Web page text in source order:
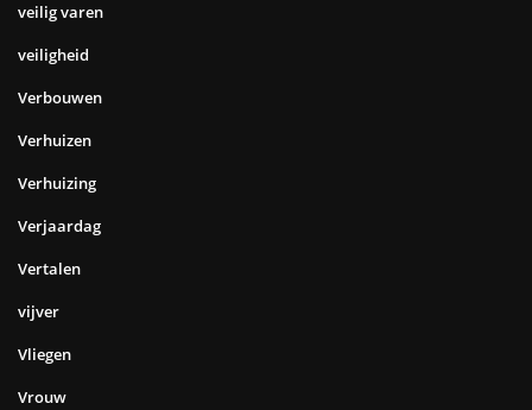
veilig varen
veiligheid
Verbouwen
Verhuizen
Verhuizing
Verjaardag
Vertalen
vijver
Vliegen
Vrouw